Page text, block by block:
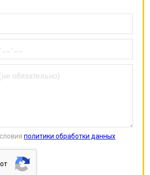
политики обработки данных